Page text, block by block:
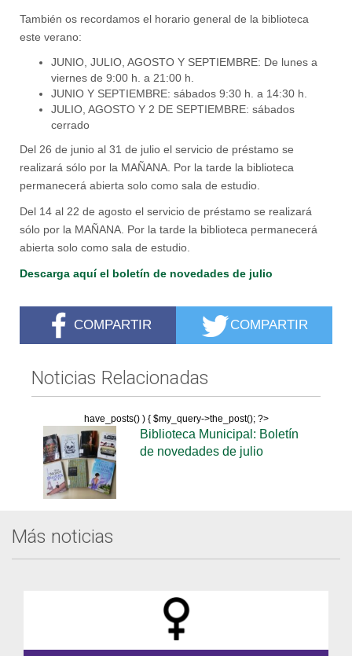
También os recordamos el horario general de la biblioteca
este verano:
JUNIO, JULIO, AGOSTO Y SEPTIEMBRE: De lunes a
viernes de 9:00 h. a 21:00 h.
JUNIO Y SEPTIEMBRE: sábados 9:30 h. a 14:30 h.
JULIO, AGOSTO Y 2 DE SEPTIEMBRE: sábados
cerrado
Del 26 de junio al 31 de julio el servicio de préstamo se
realizará sólo por la MAÑANA. Por la tarde la biblioteca
permanecerá abierta solo como sala de estudio.
Del 14 al 22 de agosto el servicio de préstamo se realizará
sólo por la MAÑANA. Por la tarde la biblioteca permanecerá
abierta solo como sala de estudio.
Descarga aquí el boletín de novedades de julio
COMPARTIR COMPARTIR
Noticias Relacionadas
have_posts() ) { $my_query->the_post(); ?>
Biblioteca Municipal: Boletín
de novedades de julio
Más noticias